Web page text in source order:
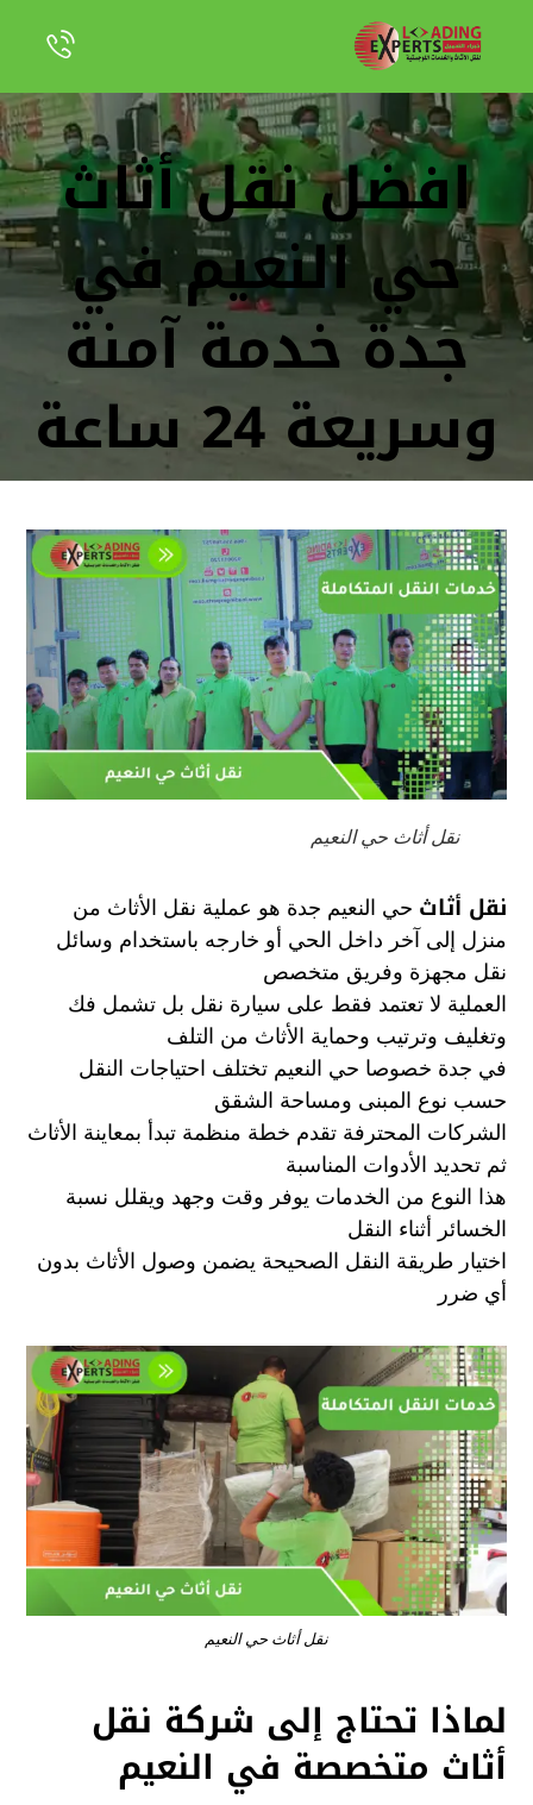
افضل نقل أثاث
حي النعيم في
جدة خدمة آمنة
وسريعة 24 ساعة
نقل أثاث حي النعيم
نقل أثاث حي النعيم جدة هو عملية نقل الأثاث من
منزل إلى آخر داخل الحي أو خارجه باستخدام وسائل
نقل مجهزة وفريق متخصص
العملية لا تعتمد فقط على سيارة نقل بل تشمل فك
وتغليف وترتيب وحماية الأثاث من التلف
في جدة خصوصا حي النعيم تختلف احتياجات النقل
حسب نوع المبنى ومساحة الشقق
الشركات المحترفة تقدم خطة منظمة تبدأ بمعاينة الأثاث
ثم تحديد الأدوات المناسبة
هذا النوع من الخدمات يوفر وقت وجهد ويقلل نسبة
الخسائر أثناء النقل
اختيار طريقة النقل الصحيحة يضمن وصول الأثاث بدون
أي ضرر
نقل أثاث حي النعيم
لماذا تحتاج إلى شركة نقل
أثاث متخصصة في النعيم